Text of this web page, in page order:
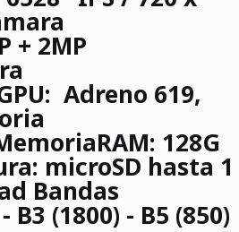
+ 2MP
Adreno 619,
128G
microSD hasta 1
Bandas
B3 (1800) - B5 (850)